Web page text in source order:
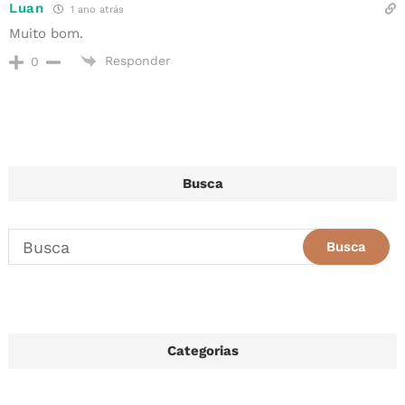
Luan 1 ano atrás
Muito bom.
0 Responder
Busca
Categorias